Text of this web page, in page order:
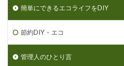
簡単にできるエコライフをDIY
節約DIY・エコ
管理人のひとり言